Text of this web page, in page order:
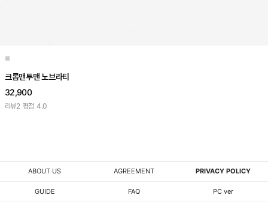
■
크롭맨투맨 노브라티
32,900
리뷰2 평점 4.0
ABOUT US AGREEMENT PRIVACY POLICY
GUIDE FAQ PC ver